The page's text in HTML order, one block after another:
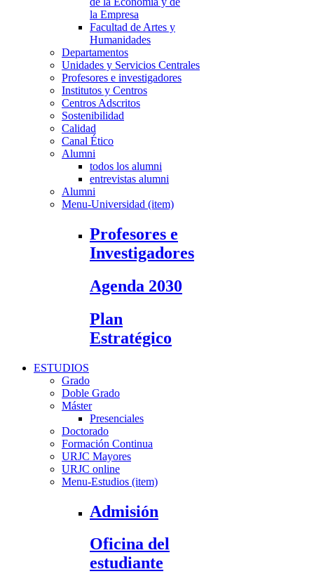
la Empresa
Facultad de Artes y
Humanidades
Departamentos
Unidades y Servicios Centrales
Profesores e investigadores
Institutos y Centros
Centros Adscritos
Sostenibilidad
Calidad
Canal Ético
Alumni
todos los alumni
entrevistas alumni
Alumni
Menu-Universidad (item)
Profesores e
Investigadores
Agenda 2030
Plan
Estratégico
ESTUDIOS
Grado
Doble Grado
Máster
Presenciales
Doctorado
Formación Continua
URJC Mayores
URJC online
Menu-Estudios (item)
Admisión
Oficina del
estudiante